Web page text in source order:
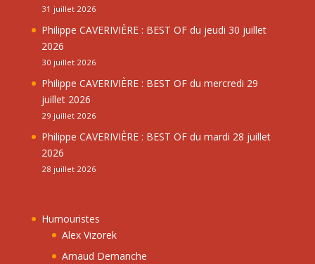
31 juillet 2026
Philippe CAVERIVIÈRE : BEST OF du jeudi 30 juillet
2026
30 juillet 2026
Philippe CAVERIVIÈRE : BEST OF du mercredi 29
juillet 2026
29 juillet 2026
Philippe CAVERIVIÈRE : BEST OF du mardi 28 juillet
2026
28 juillet 2026
Humouristes
Alex Vizorek
Arnaud Demanche